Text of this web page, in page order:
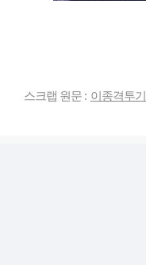
스크랩 원문 : 이종격투기